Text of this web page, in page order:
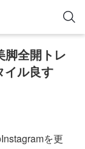
脚全開トレ
イル良す
を更